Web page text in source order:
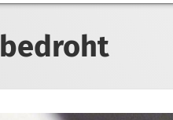
bedroht